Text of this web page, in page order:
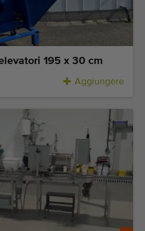
195 x 30 cm
Aggiungere